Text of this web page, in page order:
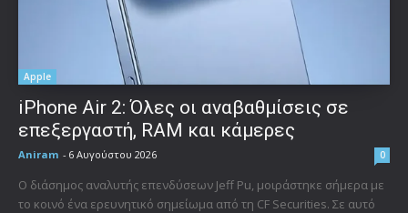
Apple
iPhone Air 2: Όλες οι αναβαθμίσεις σε
επεξεργαστή, RAM και κάμερες
Aniram - 6 Αυγούστου 2026 0
Ο διάσημος αναλυτής επενδύσεων Jeff Pu, μοιράστηκε σήμερα με
το κοινό ένα ερευνητικό σημείωμα από τη CF Securities. Σε αυτό